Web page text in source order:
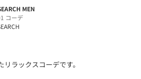
MEN
コーデ
ラックスコーデです。